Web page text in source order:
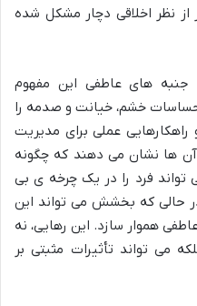
از نظر اخلاقی دچار مشکل شده
های عاطفی این مفهوم
خشم، خیانت و صدمه را
عملی برای مدیریت
ها نشان می دهند که چگونه
فرد را در یک چرخه ی بی
حالی که بخشش می تواند این
هموار سازد. این رهایی، نه
می تواند تأثیرات مثبتی بر